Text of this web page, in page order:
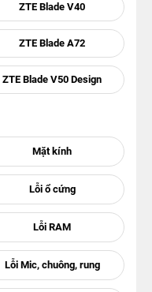
ZTE Blade V40
ZTE Blade A72
ZTE Blade V50 Design